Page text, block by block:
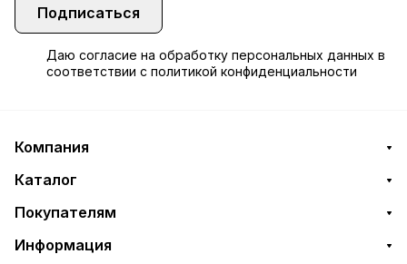
Подписаться
Даю согласие на обработку персональных данных в
соответствии с политикой конфиденциальности
Компания
Каталог
Покупателям
Информация